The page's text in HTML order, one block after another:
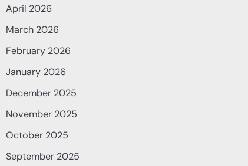
April 2026
March 2026
February 2026
January 2026
December 2025
November 2025
October 2025
September 2025